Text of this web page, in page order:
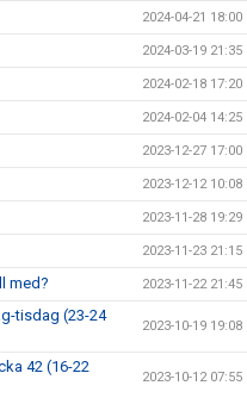
2024-04-21 18:00
2024-03-19 21:35
2024-02-18 17:20
2024-02-04 14:25
2023-12-27 17:00
2023-12-12 10:08
2023-11-28 19:29
2023-11-23 21:15
med? 2023-11-22 21:45
tisdag (23-24
2023-10-19 19:08
42 (16-22
2023-10-12 07:55